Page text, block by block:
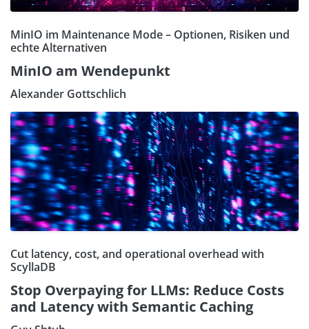
MinIO im Maintenance Mode – Optionen, Risiken und
echte Alternativen
MinIO am Wendepunkt
Alexander Gottschlich
Cut latency, cost, and operational overhead with
ScyllaDB
Stop Overpaying for LLMs: Reduce Costs
and Latency with Semantic Caching